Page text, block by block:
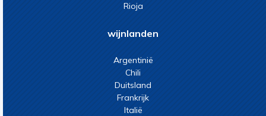
Rioja
wijnlanden
Argentinië
Chili
Duitsland
Frankrijk
Italië